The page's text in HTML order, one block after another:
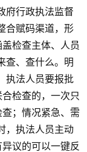
府行政执法监督
合赋码渠道，形
检查主体、人员
查、查什么。明
执法人员要报批
检查的，一次只
查；情况紧急、需
，执法人员主动
议的可以一键反